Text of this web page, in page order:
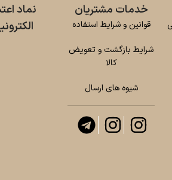
خدمات مشتریان
قوانین و شرایط استفاده
شرایط بازگشت و تعویض
کالا
شیوه های ارسال
نماد